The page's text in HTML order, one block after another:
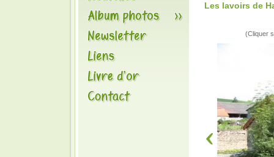
Les lavoirs de
(Cliquer